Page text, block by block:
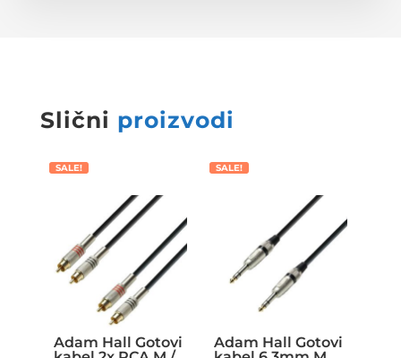
Slični proizvodi
SALE!
Adam Hall Gotovi
SALE!
Adam Hall Gotovi